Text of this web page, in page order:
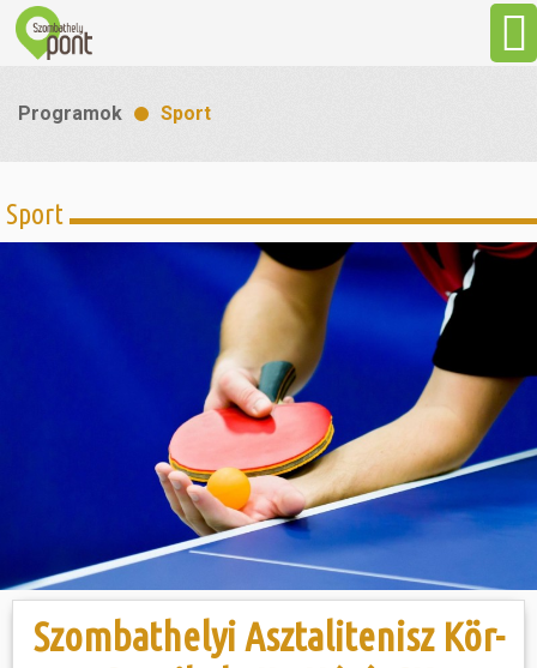
Látnivalók
Hasznos
Programok Sport
Sport
Szombathelyi Asztalitenisz Kör-